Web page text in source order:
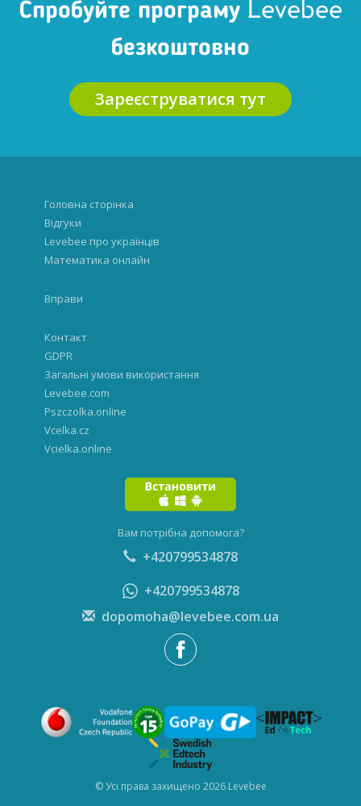
Спробуйте програму Levebee
безкоштовно
Зареєструватися тут
Головна сторінка
Відгуки
Levebee про українців
Математика онлайн
Вправи
Контакт
GDPR
Загальні умови використання
Levebee.com
Pszczolka.online
Vcelka.cz
Vcielka.online
Вам потрібна допомога?
+420799534878
+420799534878
dopomoha@levebee.com.ua
© Усі права захищено 2026 Levebee